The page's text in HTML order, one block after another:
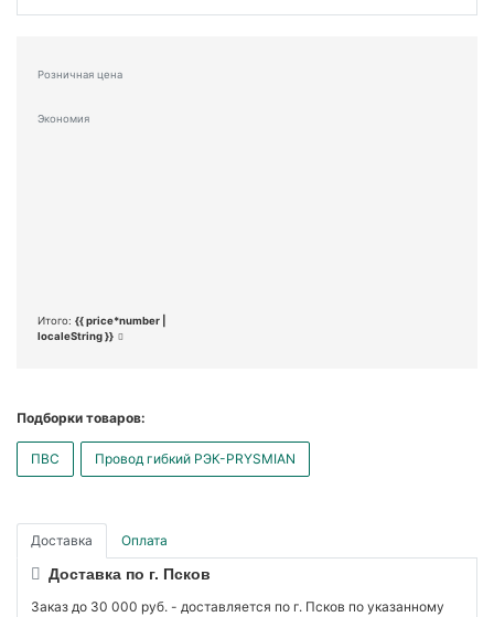
Розничная цена
Экономия
Итого: {{ price*number |
localeString }}
Подборки товаров:
ПВС Провод гибкий РЭК-PRYSMIAN
Доставка Оплата
Доставка по г. Псков
Заказ до 30 000 руб. - доставляется по г. Псков по указанному